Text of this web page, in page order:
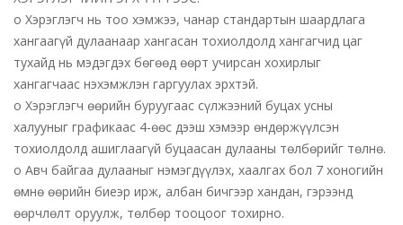
o Хэрэглэгч нь тоо хэмжээ, чанар стандартын шаардлага
хангаагүй дулаанаар хангасан тохиолдолд хангагчид цаг
тухайд нь мэдэгдэх бөгөөд өөрт учирсан хохирлыг
хангагчаас нэхэмжлэн гаргуулах эрхтэй.
o Хэрэглэгч өөрийн буруугаас сүлжээний буцах усны
халууныг графикаас 4-өөс дээш хэмээр өндөржүүлсэн
тохиолдолд ашиглаагүй буцаасан дулааны төлбөрийг төлнө.
o Авч байгаа дулааныг нэмэгдүүлэх, хаалгах бол 7 хоногийн
өмнө өөрийн биеэр ирж, албан бичгээр хандан, гэрээнд
өөрчлөлт оруулж, төлбөр тооцоог тохирно.